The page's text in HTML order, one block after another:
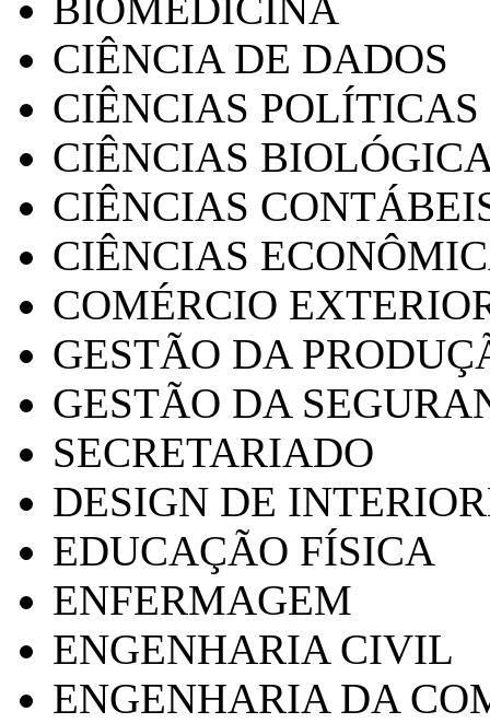
CIÊNCIA DE DADOS
CIÊNCIAS POLÍTICAS
CIÊNCIAS
CIÊNCIAS
CIÊNCIAS
COMÉRCIO
GESTÃO DA
GESTÃO DA
SECRETARIADO
DESIGN DE
EDUCAÇÃO FÍSICA
ENFERMAGEM
ENGENHARIA CIVIL
ENGENHARIA DA